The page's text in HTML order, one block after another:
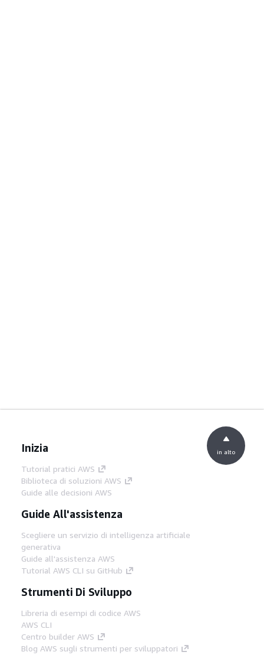
Inizia
Tutorial pratici AWS
Biblioteca di soluzioni AWS
Guide alle decisioni AWS
Guide All'assistenza
Scegliere un servizio di intelligenza artificiale
generativa
Guide all'assistenza AWS
Tutorial AWS CLI su GitHub
Strumenti Di Sviluppo
Libreria di esempi di codice AWS
AWS CLI
Centro builder AWS
Blog AWS sugli strumenti per sviluppatori
in alto